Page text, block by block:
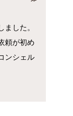
した。
頼が初め
ンシェル